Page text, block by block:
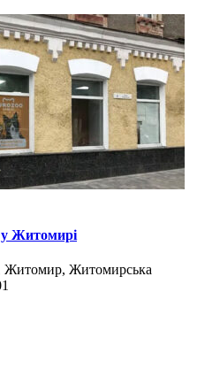
у Житомирі
Житомир, Житомирська